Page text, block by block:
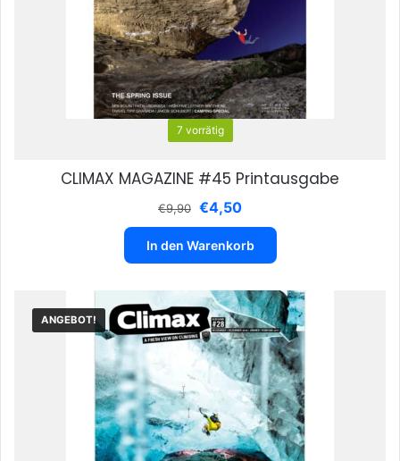
7 vorrätig
CLIMAX MAGAZINE #45 Printausgabe
€9,90 Ursprünglicher
Preis
war:
€9,90
€4,50Aktueller
Preis
ist:
€4,50.
In den Warenkorb
ANGEBOT!